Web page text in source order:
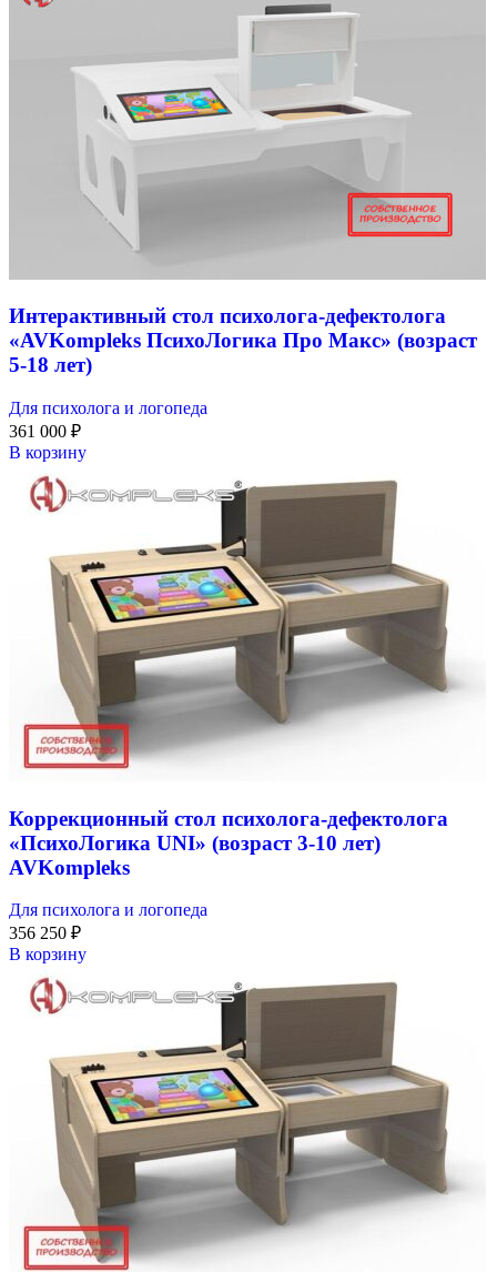
Интерактивный стол психолога-дефектолога
«AVKompleks ПсихоЛогика Про Макс» (возраст
5-18 лет)
Для психолога и логопеда
361 000 ₽
В корзину
Коррекционный стол психолога-дефектолога
«ПсихоЛогика UNI» (возраст 3-10 лет)
AVKompleks
Для психолога и логопеда
356 250 ₽
В корзину